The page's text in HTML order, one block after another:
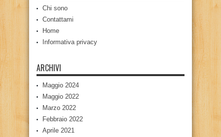
Chi sono
Contattami
Home
Informativa privacy
ARCHIVI
Maggio 2024
Maggio 2022
Marzo 2022
Febbraio 2022
Aprile 2021